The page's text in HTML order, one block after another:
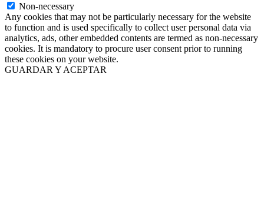
Non-necessary
Any cookies that may not be particularly necessary for the website
to function and is used specifically to collect user personal data via
analytics, ads, other embedded contents are termed as non-necessary
cookies. It is mandatory to procure user consent prior to running
these cookies on your website.
GUARDAR Y ACEPTAR